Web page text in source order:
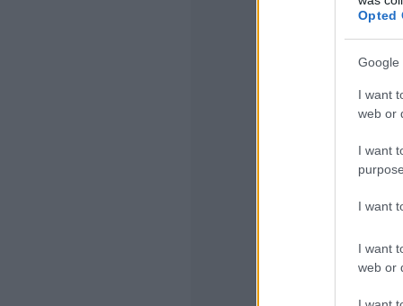
Opted
Google
I want
web or
I want
I want
I want
web or
takaríttatják
azonban már
alkalommal
lehetőségük.
hat
péntek,
külső
elvégeztetik